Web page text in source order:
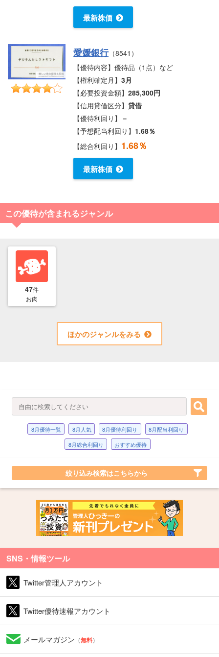
最新株価
愛媛銀行（8541）
【優待内容】優待品（1点）など
【権利確定月】3月
【必要投資金額】285,300円
【信用貸借区分】貸借
【優待利回り】 －
【予想配当利回り】 1.68％
【総合利回り】 1.68％
最新株価
この優待が含まれるジャンル
47件
お肉
ほかのジャンルをみる
8月優待一覧 8月人気 8月優待利回り
8月配当利回り
8月総合利回り
おすすめ優待
絞り込み検索はこちらから
SNS・情報ツール
Twitter管理人アカウント
Twitter優待速報アカウント
メールマガジン （無料）